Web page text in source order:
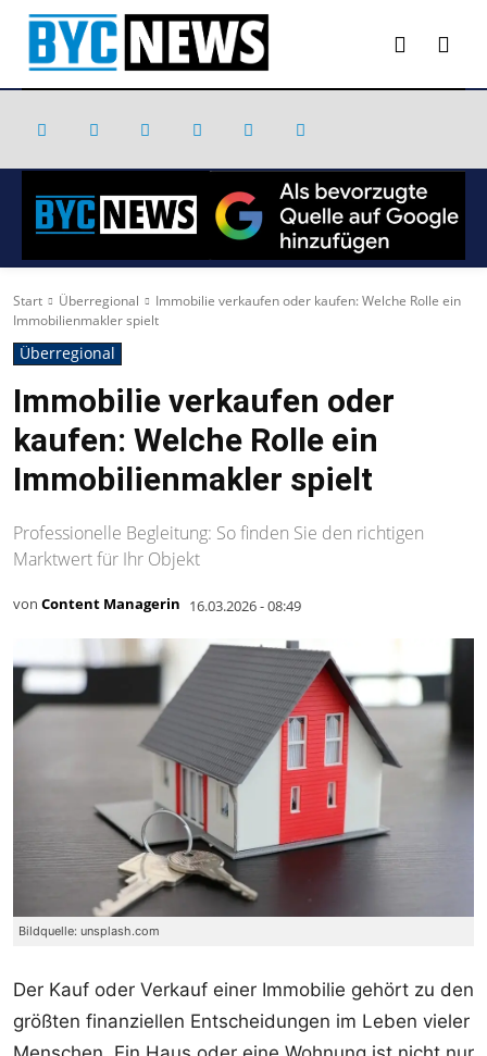
Start Überregional
Immobilie verkaufen oder kaufen: Welche Rolle ein
Immobilienmakler spielt
Überregional
Immobilie verkaufen oder
kaufen: Welche Rolle ein
Immobilienmakler spielt
Professionelle Begleitung: So finden Sie den richtigen
Marktwert für Ihr Objekt
von Content Managerin 16.03.2026 - 08:49
Bildquelle: unsplash.com
Der Kauf oder Verkauf einer Immobilie gehört zu den
größten finanziellen Entscheidungen im Leben vieler